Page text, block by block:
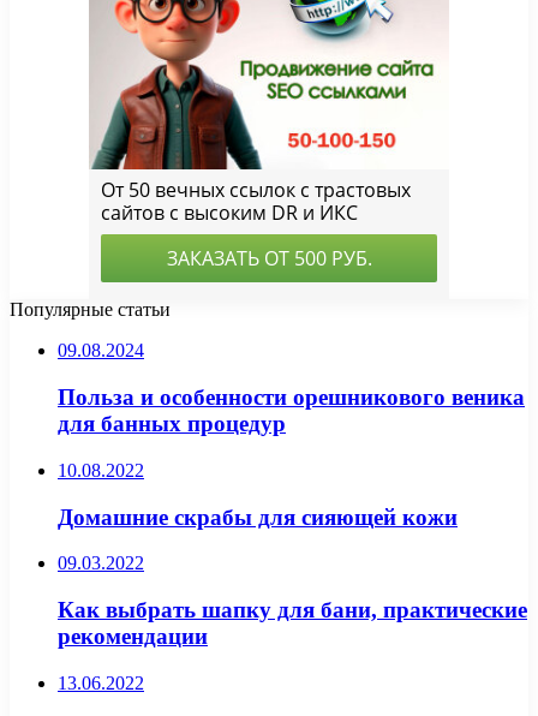
Популярные статьи
09.08.2024
Польза и особенности орешникового веника
для банных процедур
10.08.2022
Домашние скрабы для сияющей кожи
09.03.2022
Как выбрать шапку для бани, практические
рекомендации
13.06.2022